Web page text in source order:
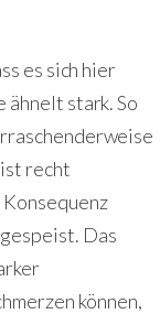
es sich hier
ähnelt stark. So
recht
Das
können,